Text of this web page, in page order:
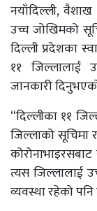
नयाँदिल्ली,
उच्च जोखिमको
दिल्ली प्रदेशका
११ जिल्लालाई
जानकारी
“दिल्लीका ११
जिल्लाको सूचिमा
त्यस जिल्लालाई
व्यवस्था रहेको